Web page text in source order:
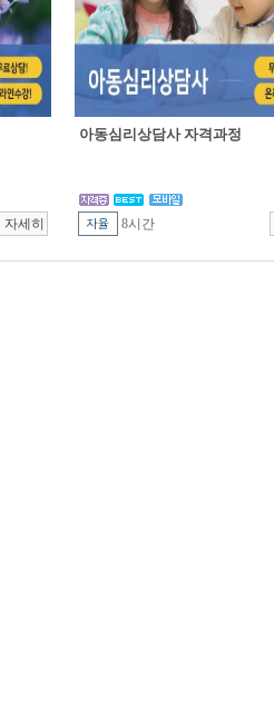
아동심리상담사 자격과정
8시간